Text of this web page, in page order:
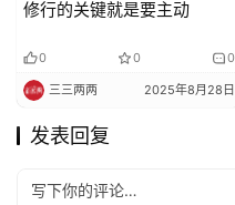
修行的关键就是要主动
0 0 0
三三两两 2025年8月28日
发表回复